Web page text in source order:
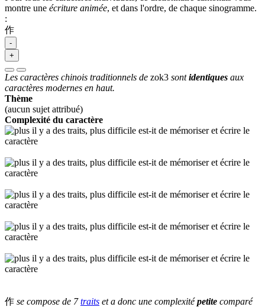
montre une écriture animée, et dans l'ordre, de chaque sinogramme.
:
作
-
+
Les caractères chinois traditionnels de zok3 sontidentiques aux
caractères modernes en haut.
Thème
(aucun sujet attribué)
Complexité du caractère
作 se compose de 7traits et a donc une complexitépetite comparé